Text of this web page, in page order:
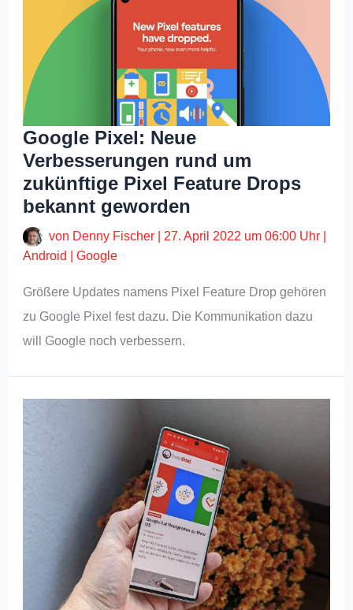
Google Pixel: Neue
Verbesserungen rund um
zukünftige Pixel Feature Drops
bekannt geworden
von Denny Fischer 27. April 2022 um 06:00 Uhr
Android
|Google
Größere Updates namens Pixel Feature Drop gehören
zu Google Pixel fest dazu. Die Kommunikation dazu
will Google noch verbessern.